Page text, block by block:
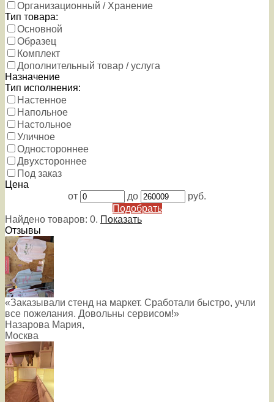
Организационный / Хранение
Тип товара:
Основной
Образец
Комплект
Дополнительный товар / услуга
Назначение
Тип исполнения:
Настенное
Напольное
Настольное
Уличное
Одностороннее
Двухстороннее
Под заказ
Цена
от
до
руб.
Подобрать
Найдено товаров: 0. Показать
Отзывы
«Заказывали стенд на маркет. Сработали быстро, учли
все пожелания. Довольны сервисом!»
Назарова Мария,
Москва